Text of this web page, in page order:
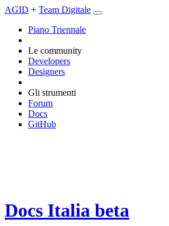
AGID + Team Digitale
Piano Triennale
Le community
Developers
Designers
Gli strumenti
Forum
Docs
GitHub
Docs Italia beta